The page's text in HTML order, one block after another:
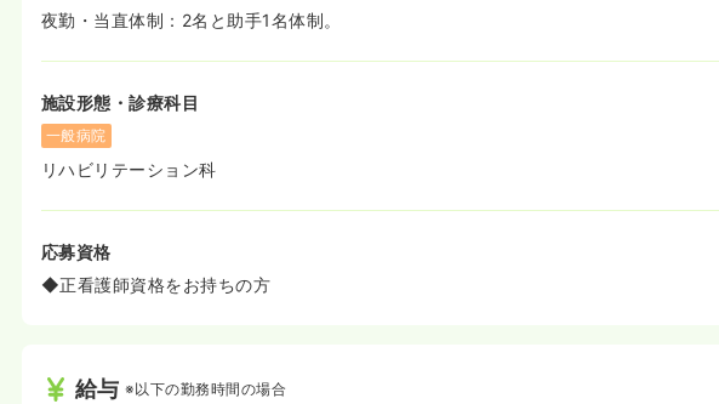
夜勤・当直体制：2名と助手1名体制。
施設形態・診療科目
一般病院
リハビリテーション科
応募資格
◆正看護師資格をお持ちの方
給与 ※以下の勤務時間の場合